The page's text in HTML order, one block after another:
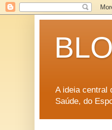
A ideia central
Saúde, do